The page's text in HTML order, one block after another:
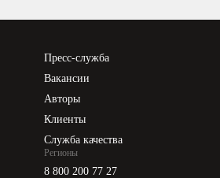
Пресс-служба
Вакансии
Авторы
Клиенты
Служба качества
Регионы
8 800 200 77 27